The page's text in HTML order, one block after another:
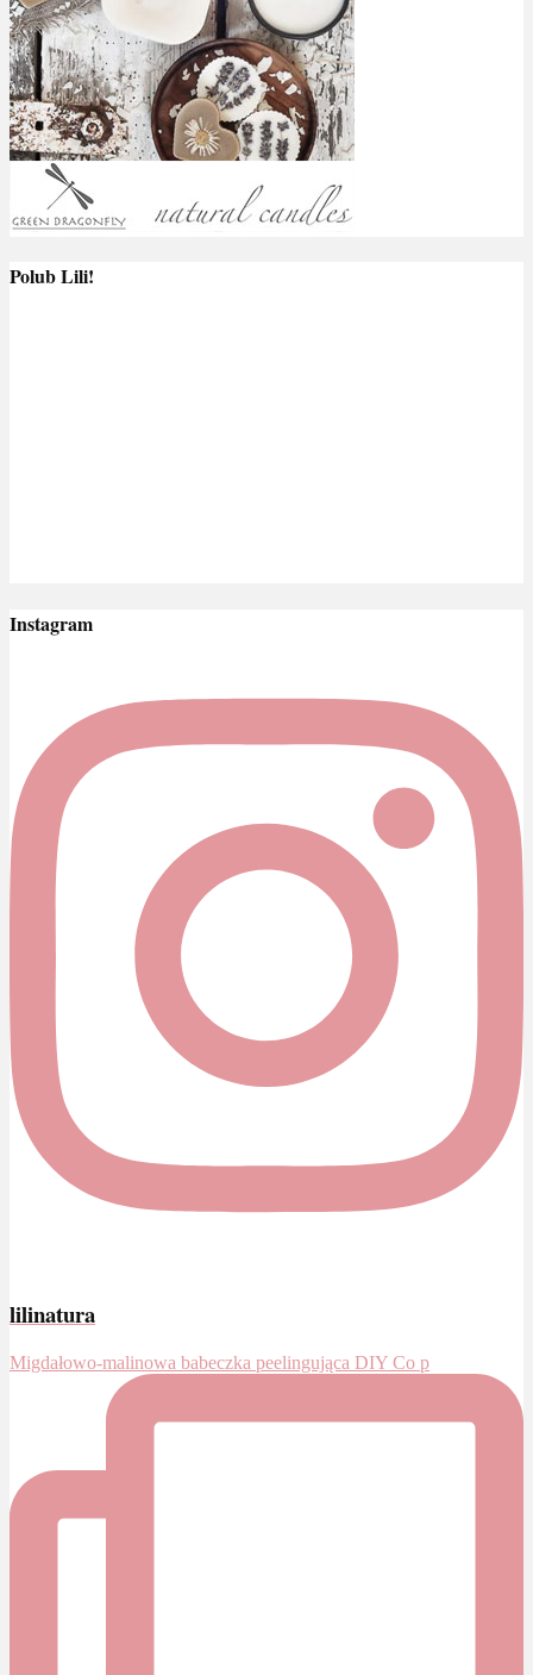
Polub Lili!
Instagram
lilinatura
Migdałowo-malinowa babeczka peelingująca DIY Co p